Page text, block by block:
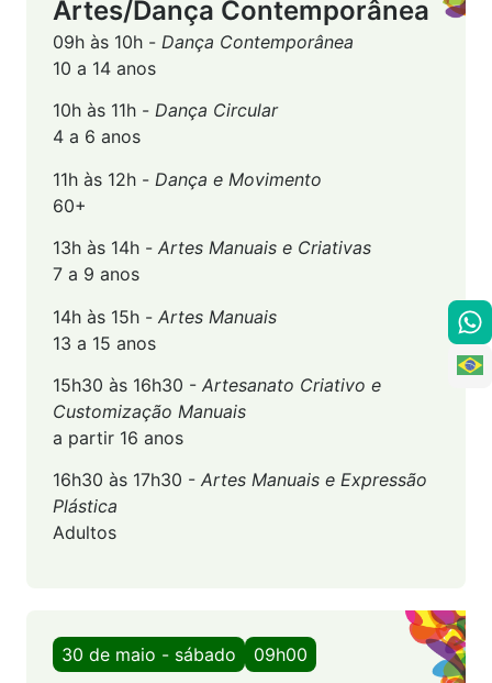
Artes/Dança Contemporânea
09h às 10h - Dança Contemporânea
10 a 14 anos
10h às 11h - Dança Circular
4 a 6 anos
11h às 12h - Dança e Movimento
60+
13h às 14h - Artes Manuais e Criativas
7 a 9 anos
14h às 15h - Artes Manuais
13 a 15 anos
15h30 às 16h30 - Artesanato Criativo e
Customização Manuais
a partir 16 anos
16h30 às 17h30 - Artes Manuais e Expressão
Plástica
Adultos
30 de maio - sábado 09h00